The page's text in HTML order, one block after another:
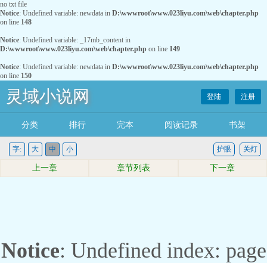
no txt file
Notice: Undefined variable: newdata in D:\wwwroot\www.023liyu.com\web\chapter.php
on line 148
Notice: Undefined variable: _17mb_content in
D:\wwwroot\www.023liyu.com\web\chapter.php on line 149
Notice: Undefined variable: newdata in D:\wwwroot\www.023liyu.com\web\chapter.php
on line 150
灵域小说网 登陆 注册
分类 排行 完本 阅读记录 书架
字: 大 中 小 关灯
护眼
上一章 章节列表 下一章
Notice: Undefined index: page